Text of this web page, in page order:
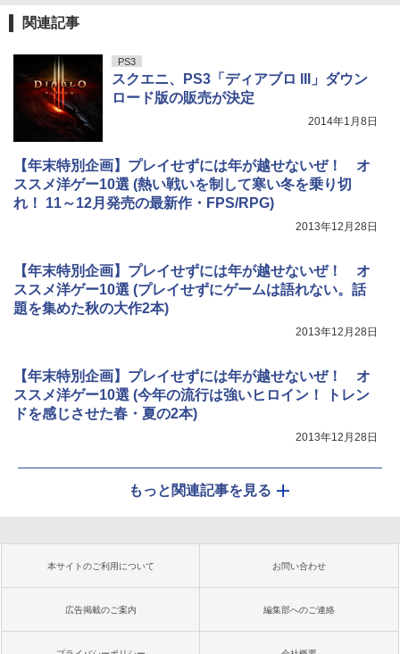
関連記事
PS3
スクエニ、PS3「ディアブロ III」ダウン
ロード版の販売が決定
2014年1月8日
【年末特別企画】プレイせずには年が越せないぜ！ オ
ススメ洋ゲー10選 (熱い戦いを制して寒い冬を乗り切
れ！ 11～12月発売の最新作・FPS/RPG)
2013年12月28日
【年末特別企画】プレイせずには年が越せないぜ！ オ
ススメ洋ゲー10選 (プレイせずにゲームは語れない。話
題を集めた秋の大作2本)
2013年12月28日
【年末特別企画】プレイせずには年が越せないぜ！ オ
ススメ洋ゲー10選 (今年の流行は強いヒロイン！ トレン
ドを感じさせた春・夏の2本)
2013年12月28日
もっと関連記事を見る
本サイトのご利用について お問い合わせ
広告掲載のご案内 編集部へのご連絡